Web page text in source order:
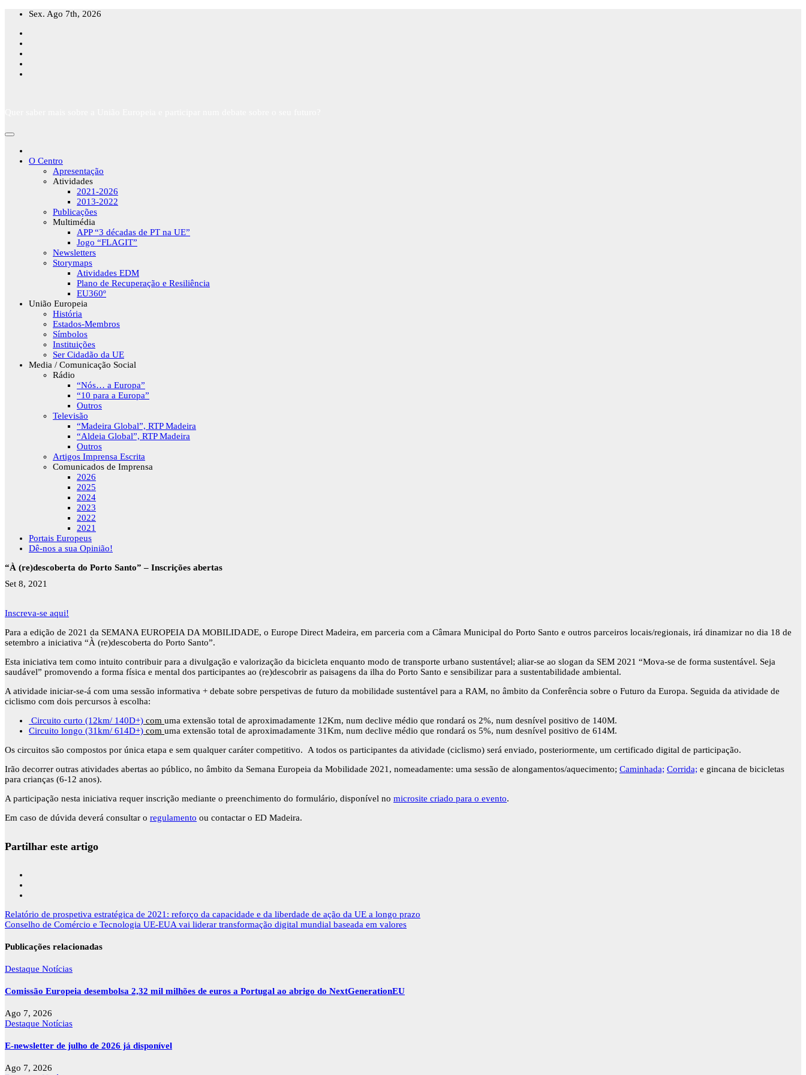
Skip
content
Sex. Ago 7th, 2026
O Centro
Apresentação
Atividades
2021-2026
2013-2022
Publicações
Multimédia
APP “3 décadas de PT na UE”
Jogo “FLAGIT”
Newsletters
Storymaps
Atividades EDM
Plano de Recuperação e Resiliência
EU360º
União Europeia
História
Estados-Membros
Símbolos
Instituições
Ser Cidadão da UE
Media / Comunicação Social
Rádio
“Nós… a Europa”
“10 para a Europa”
Outros
Televisão
“Madeira Global”, RTP Madeira
“Aldeia Global”, RTP Madeira
Outros
Artigos Imprensa Escrita
Comunicados de Imprensa
2026
2025
2024
2023
2022
2021
Portais Europeus
Dê-nos a sua Opinião!
“À (re)descoberta do Porto Santo” – Inscrições abertas
Set 8, 2021
Inscreva-se aqui!
Para a edição de 2021 da SEMANA EUROPEIA DA MOBILIDADE, o Europe Direct Madeira, em parceria com a Câmara Municipal do Porto Santo e outros parceiros locais/regionais, irá dinamizar no dia 18 de
setembro a iniciativa “À (re)descoberta do Porto Santo”.
Esta iniciativa tem como intuito contribuir para a divulgação e valorização da bicicleta enquanto modo de transporte urbano sustentável; aliar-se ao slogan da SEM 2021 “Mova-se de forma sustentável. Seja
saudável” promovendo a forma física e mental dos participantes ao (re)descobrir as paisagens da ilha do Porto Santo e sensibilizar para a sustentabilidade ambiental.
A atividade iniciar-se-á com uma sessão informativa + debate sobre perspetivas de futuro da mobilidade sustentável para a RAM, no âmbito da Conferência sobre o Futuro da Europa. Seguida da atividade de
ciclismo com dois percursos à escolha:
Circuito curto (12km/ 140D+) com uma extensão total de aproximadamente 12Km, num declive médio que rondará os 2%, num desnível positivo de 140M.
Circuito longo (31km/ 614D+) com uma extensão total de aproximadamente 31Km, num declive médio que rondará os 5%, num desnível positivo de 614M.
Os circuitos são compostos por única etapa e sem qualquer caráter competitivo. A todos os participantes da atividade (ciclismo) será enviado, posteriormente, um certificado digital de participação.
Irão decorrer outras atividades abertas ao público, no âmbito da Semana Europeia da Mobilidade 2021, nomeadamente: uma sessão de alongamentos/aquecimento; Caminhada; Corrida; e gincana de bicicletas
para crianças (6-12 anos).
A participação nesta iniciativa requer inscrição mediante o preenchimento do formulário, disponível no microsite criado para o evento.
Em caso de dúvida deverá consultar o regulamento ou contactar o ED Madeira.
Partilhar este artigo
Navegação
de
Relatório de prospetiva estratégica de 2021: reforço da capacidade e da liberdade de ação da UE a longo prazo
Conselho de Comércio e Tecnologia UE-EUA vai liderar transformação digital mundial baseada em valores
Publicações relacionadas
Destaque Notícias
Comissão Europeia desembolsa 2,32 mil milhões de euros a Portugal ao abrigo do NextGenerationEU
Ago 7, 2026
Destaque Notícias
E-newsletter de julho de 2026 já disponível
Ago 7, 2026